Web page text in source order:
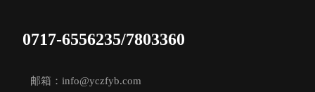
0717-6556235/7803360
邮箱：info@yczfyb.com